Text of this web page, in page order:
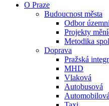
O Praze
Budoucnost města
Odbor
Projekty
Metodika
Doprava
Pražská
MHD
Vlaková
Autobusová
Automobilová